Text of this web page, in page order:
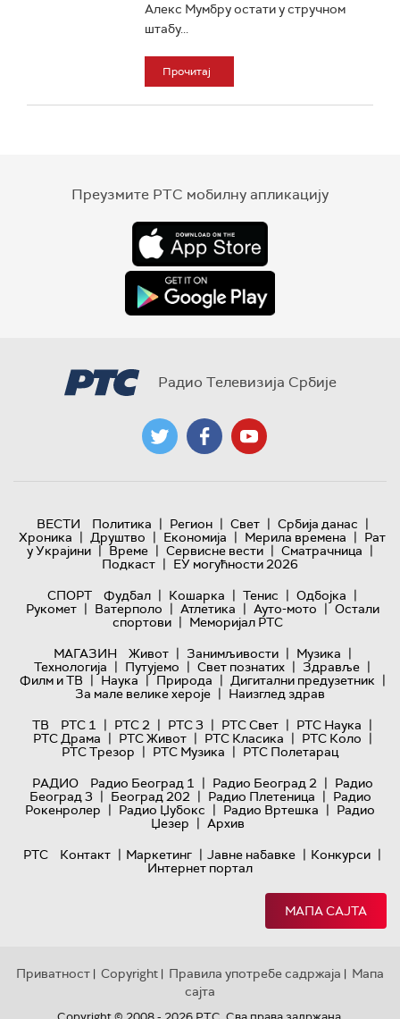
Алекс Мумбру остати у стручном
штабу...
Прочитај
Преузмите РТС мобилну апликацију
Радио Телевизија Србије
ВЕСТИ Политика | Регион | Свет | Србија данас |
Хроника | Друштво | Економија | Мерила времена | Рат
у Украјини | Време | Сервисне вести | Сматрачница |
Подкаст | ЕУ могућности 2026
СПОРТ
Фудбал | Кошарка | Тенис | Одбојка |
Рукомет | Ватерполо | Атлетика | Ауто-мото | Остали
спортови | Меморијал РТС
МАГАЗИН
Живот | Занимљивости | Музика |
Технологијa | Путујемо | Свет познатих | Здравље |
Филм и ТВ | Наука | Природа | Дигитални предузетник |
За мале велике хероје | Наизглед здрав
ТВ
РТС 1 | РТС 2 | РТС 3 | РТС Свет | РТС Наука |
РТС Драма | РТС Живот | РТС Класика | РТС Коло |
РТС Трезор | РТС Музика | РТС Полетарац
РАДИО
Радио Београд 1 | Радио Београд 2 | Радио
Београд 3 | Београд 202 | Радио Плетеница | Радио
Рокенролер | Радио Џубокс | Радио Вртешка | Радио
Џезер | Архив
РТС
Контакт | Маркетинг | Јавне набавке | Конкурси |
Интернет портал
МАПА САЈТА
Приватност | Copyright | Правила употребе садржаја | Мапа
сајта